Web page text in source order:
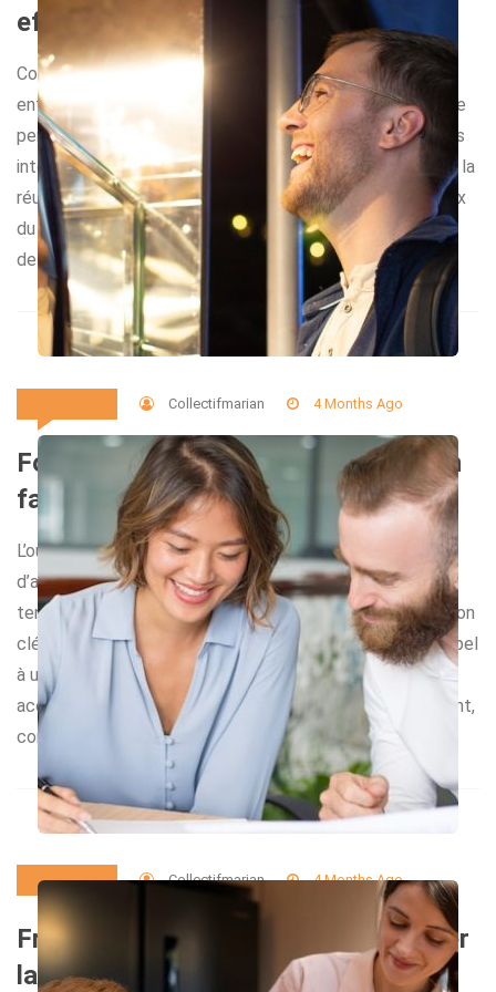
efficace
Confier la première étape d’un projet immobilier à une
entreprise de démolition et déconstruction expérimentée
permet de partir sur de bonnes bases. Ces professionnels
interviennent en amont, là où chaque détail compte dans la
réussite globale du chantier et gestion de projet. Le choix
du bon partenaire apporte méthode, sécurité et respect
des délais, tout […]
Collectifmarian 4 Months Ago
Food truck clé en main : comment un
fabricant peut vous accompagner ?
L’ouverture d’un food truck séduit de plus en plus
d’amateurs de restauration ambulante. Face à cette
tendance, nombreux sont ceux qui choisissent une solution
clé en main pour lancer rapidement leur activité. Faire appel
à un fabricant de food trucks permet de bénéficier d’un
accompagnement global et structuré. Mais concrètement,
comment cet accompagnement se déroule-t-il […]
Business Collectifmarian 4 Months Ago
Franchise rentable : comment trouver
la bonne opportunité ?